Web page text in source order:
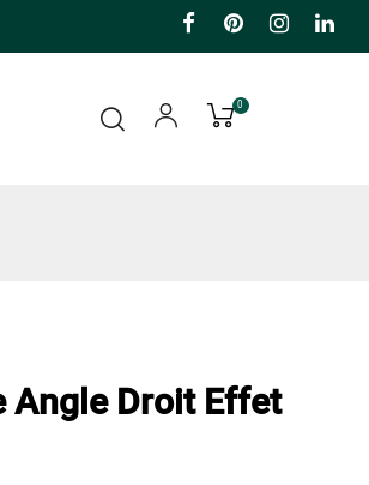
FacebookPinterest
0
Angle Droit Effet